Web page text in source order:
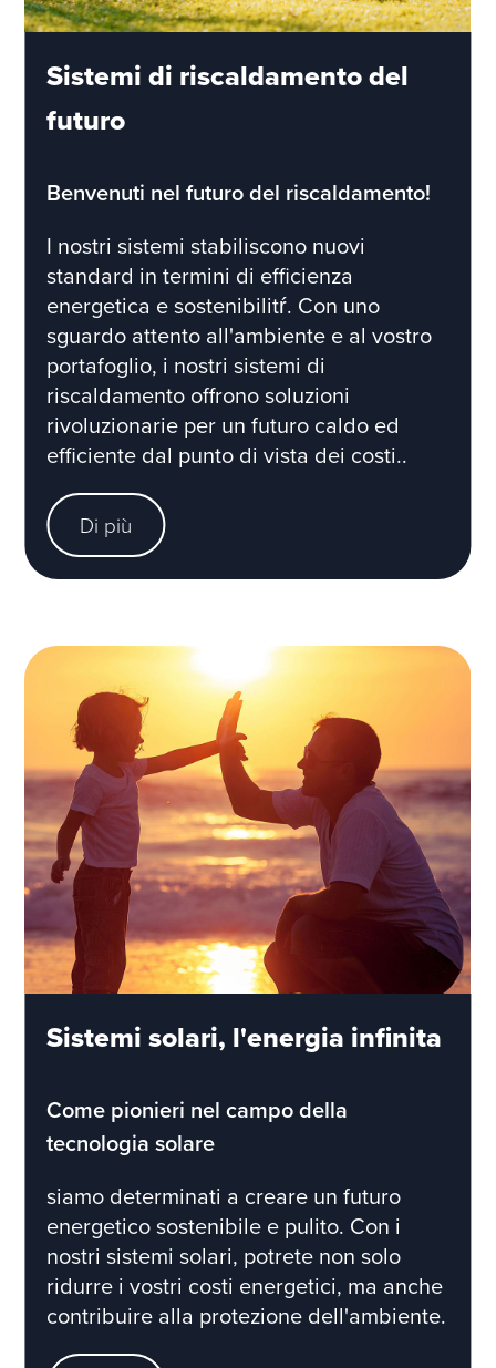
Sistemi di riscaldamento del
futuro
Benvenuti nel futuro del riscaldamento!
I nostri sistemi stabiliscono nuovi
standard in termini di efficienza
energetica e sostenibilitŕ. Con uno
sguardo attento all'ambiente e al vostro
portafoglio, i nostri sistemi di
riscaldamento offrono soluzioni
rivoluzionarie per un futuro caldo ed
efficiente dal punto di vista dei costi..
Di più
Sistemi solari, l'energia infinita
Come pionieri nel campo della
tecnologia solare
siamo determinati a creare un futuro
energetico sostenibile e pulito. Con i
nostri sistemi solari, potrete non solo
ridurre i vostri costi energetici, ma anche
contribuire alla protezione dell'ambiente.